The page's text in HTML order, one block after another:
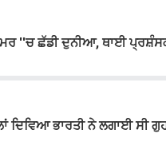
''ਚ ਛੱਡੀ ਦੁਨੀਆ, ਥਾਈ
ਦਿਵਿਆ ਭਾਰਤੀ ਨੇ ਲਗਾਈ ਸੀ